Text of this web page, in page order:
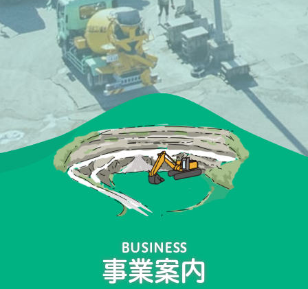
BUSINESS
事業案内